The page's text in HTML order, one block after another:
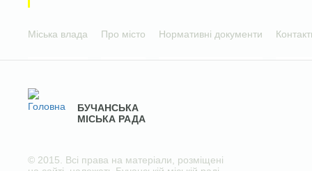
Міська влада Про місто Нормативні документи
БУЧАНСЬКА
МІСЬКА РАДА
© 2015. Всі права на матеріали, розміщені